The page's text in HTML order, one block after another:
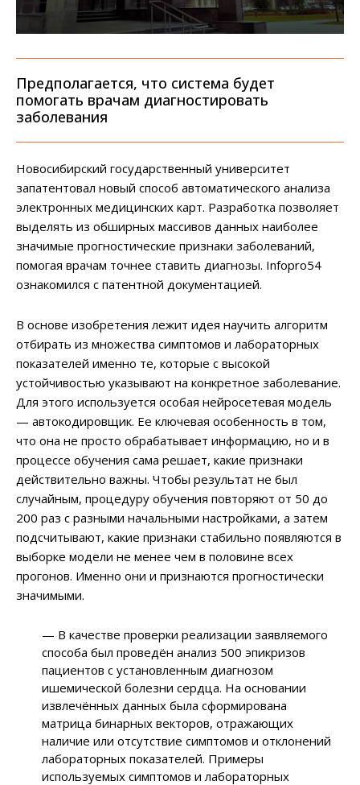
Предполагается, что система будет
помогать врачам диагностировать
заболевания
Новосибирский государственный университет
запатентовал новый способ автоматического анализа
электронных медицинских карт. Разработка позволяет
выделять из обширных массивов данных наиболее
значимые прогностические признаки заболеваний,
помогая врачам точнее ставить диагнозы. Infopro54
ознакомился с патентной документацией.
В основе изобретения лежит идея научить алгоритм
отбирать из множества симптомов и лабораторных
показателей именно те, которые с высокой
устойчивостью указывают на конкретное заболевание.
Для этого используется особая нейросетевая модель
— автокодировщик. Ее ключевая особенность в том,
что она не просто обрабатывает информацию, но и в
процессе обучения сама решает, какие признаки
действительно важны. Чтобы результат не был
случайным, процедуру обучения повторяют от 50 до
200 раз с разными начальными настройками, а затем
подсчитывают, какие признаки стабильно появляются в
выборке модели не менее чем в половине всех
прогонов. Именно они и признаются прогностически
значимыми.
— В качестве проверки реализации заявляемого
способа был проведён анализ 500 эпикризов
пациентов с установленным диагнозом
ишемической болезни сердца. На основании
извлечённых данных была сформирована
матрица бинарных векторов, отражающих
наличие или отсутствие симптомов и отклонений
лабораторных показателей. Примеры
используемых симптомов и лабораторных